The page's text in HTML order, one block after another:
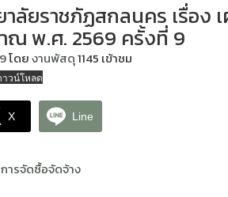
าลัยราชภัฏสกลนคร เรื่อ
ณ พ.ศ. 2569 ครั้งที่ 9
โดยงานพัสดุ1145 เข้าชม
วน์โหลด
X Line
ารจัดซื้อจัดจ้าง